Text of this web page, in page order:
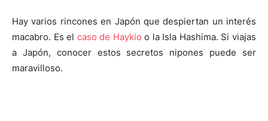
Hay varios rincones en Japón que despiertan un interés
macabro. Es el caso de Haykio o la Isla Hashima. Si viajas
a Japón, conocer estos secretos nipones puede ser
maravilloso.